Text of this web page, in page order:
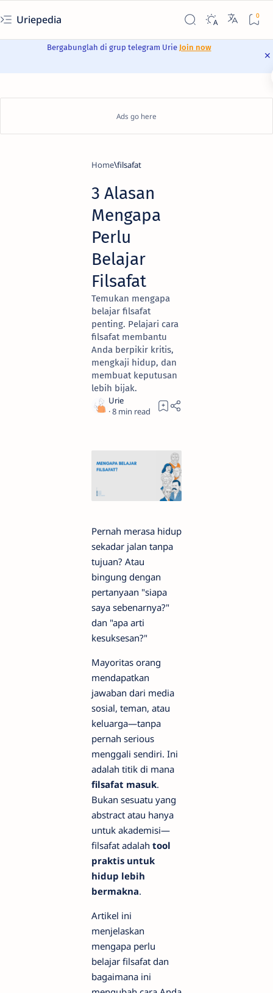
Uriepedia
Bergabunglah di grup telegram Urie Join now
Home filsafat
3 Alasan
Mengapa
Perlu
Belajar
Filsafat
Temukan mengapa
belajar filsafat
penting. Pelajari cara
filsafat membantu
Anda berpikir kritis,
mengkaji hidup, dan
membuat keputusan
lebih bijak.
8
Pernah merasa hidup
sekadar jalan tanpa
tujuan? Atau
bingung dengan
pertanyaan "siapa
saya sebenarnya?"
dan "apa arti
kesuksesan?"
Mayoritas orang
mendapatkan
jawaban dari media
sosial, teman, atau
keluarga—tanpa
pernah serious
menggali sendiri. Ini
adalah titik di mana
filsafat masuk.
Bukan sesuatu yang
abstract atau hanya
untuk akademisi—
filsafat adalah tool
praktis untuk
hidup lebih
bermakna.
Artikel ini
menjelaskan
mengapa perlu
belajar filsafat dan
bagaimana ini